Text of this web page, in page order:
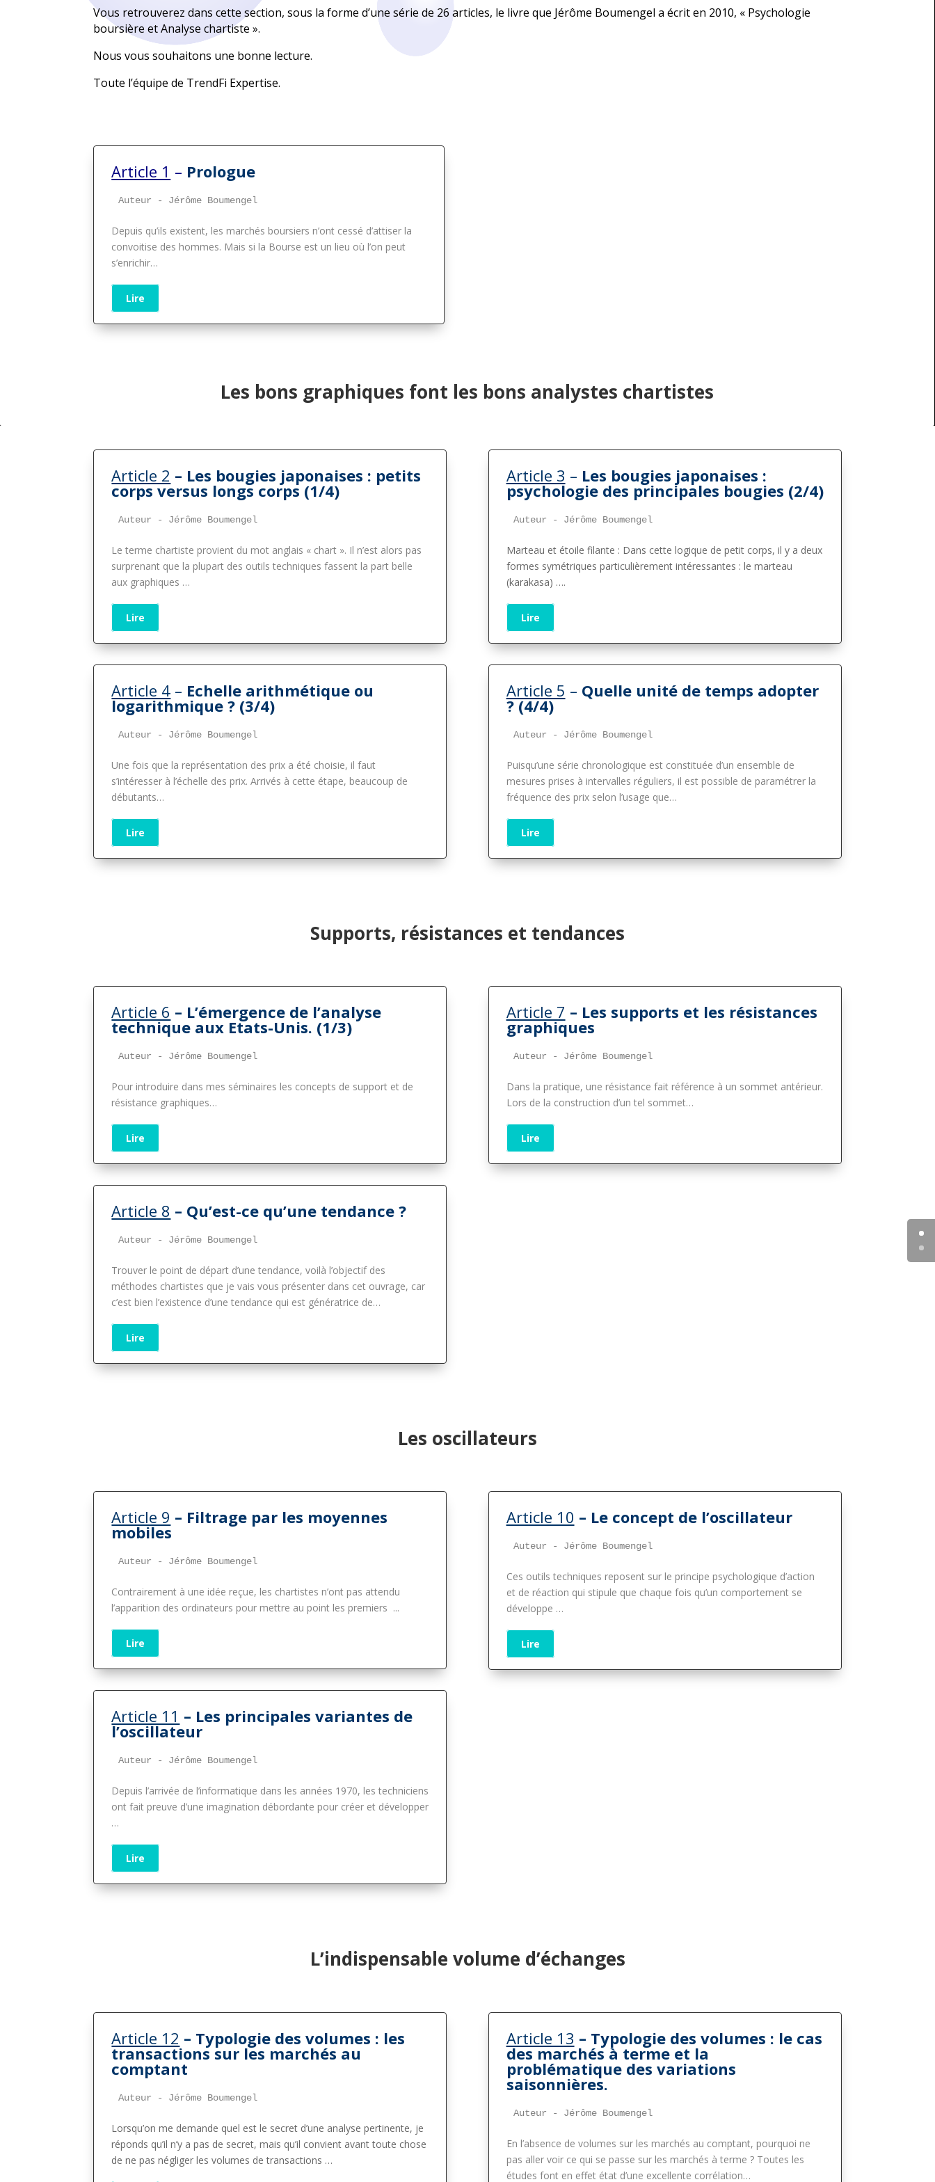
Vous retrouverez dans cette section, sous la forme d’une série de 26 articles, le livre que Jérôme Boumengel a écrit en 2010, « Psychologie
boursière et Analyse chartiste ».
Nous vous souhaitons une bonne lecture.
Toute l’équipe de TrendFi Expertise.
Article 1 – Prologue
Auteur - Jérôme Boumengel
Depuis qu’ils existent, les marchés boursiers n’ont cessé d’attiser la
convoitise des hommes. Mais si la Bourse est un lieu où l’on peut
s’enrichir…
Lire
Les bons graphiques font les bons analystes chartistes
Article 2 – Les bougies japonaises : petits
corps versus longs corps (1/4)
Auteur - Jérôme Boumengel
Le terme chartiste provient du mot anglais « chart ». Il n’est alors pas
surprenant que la plupart des outils techniques fassent la part belle
aux graphiques …
Lire
Article 4 – Echelle arithmétique ou
logarithmique ? (3/4)
Auteur - Jérôme Boumengel
Une fois que la représentation des prix a été choisie, il faut
s’intéresser à l’échelle des prix. Arrivés à cette étape, beaucoup de
débutants…
Lire
Article 3 – Les bougies japonaises :
psychologie des principales bougies (2/4)
Auteur - Jérôme Boumengel
Marteau et étoile filante : Dans cette logique de petit corps, il y a deux
formes symétriques particulièrement intéressantes : le marteau
(karakasa) ….
Lire
Article 5 – Quelle unité de temps adopter
? (4/4)
Auteur - Jérôme Boumengel
Puisqu’une série chronologique est constituée d’un ensemble de
mesures prises à intervalles réguliers, il est possible de paramétrer la
fréquence des prix selon l’usage que…
Lire
Supports, résistances et tendances
Article 6 – L’émergence de l’analyse
technique aux Etats-Unis. (1/3)
Auteur - Jérôme Boumengel
Pour introduire dans mes séminaires les concepts de support et de
résistance graphiques…
Lire
Article 8 – Qu’est-ce qu’une tendance ?
Auteur - Jérôme Boumengel
Trouver le point de départ d’une tendance, voilà l’objectif des
méthodes chartistes que je vais vous présenter dans cet ouvrage, car
c’est bien l’existence d’une tendance qui est génératrice de…
Lire
Article 7 – Les supports et les résistances
graphiques
Auteur - Jérôme Boumengel
Dans la pratique, une résistance fait référence à un sommet antérieur.
Lors de la construction d’un tel sommet…
Lire
Les oscillateurs
Article 9 – Filtrage par les moyennes
mobiles
Auteur - Jérôme Boumengel
Contrairement à une idée reçue, les chartistes n’ont pas attendu
l’apparition des ordinateurs pour mettre au point les premiers ...
Lire
Article 11 – Les principales variantes de
l’oscillateur
Auteur - Jérôme Boumengel
Depuis l’arrivée de l’informatique dans les années 1970, les techniciens
ont fait preuve d’une imagination débordante pour créer et développer
…
Lire
Article 10 – Le concept de l’oscillateur
Auteur - Jérôme Boumengel
Ces outils techniques reposent sur le principe psychologique d’action
et de réaction qui stipule que chaque fois qu’un comportement se
développe …
Lire
L’indispensable volume d’échanges
Article 12 – Typologie des volumes : les
transactions sur les marchés au
comptant
Auteur - Jérôme Boumengel
Lorsqu’on me demande quel est le secret d’une analyse pertinente, je
réponds qu’il n’y a pas de secret, mais qu’il convient avant toute chose
de ne pas négliger les volumes de transactions …
Article 13 – Typologie des volumes : le cas
des marchés à terme et la
problématique des variations
saisonnières.
Auteur - Jérôme Boumengel
En l’absence de volumes sur les marchés au comptant, pourquoi ne
pas aller voir ce qui se passe sur les marchés à terme ? Toutes les
études font en effet état d’une excellente corrélation…